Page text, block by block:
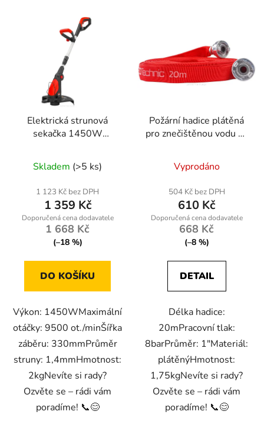
Elektrická strunová
sekačka 1450W
Skladem (>5 ks)
1 123 Kč bez DPH
1 359 Kč
1 668 Kč
(–18 %)
DO KOŠÍKU
Výkon: 1450WMaximální
otáčky: 9500 ot./minŠířka
záběru: 330mmPrůměr
struny: 1,4mmHmotnost:
2kgNevíte si rady?
Ozvěte se – rádi vám
poradíme! 📞😊
Požární hadice plátěná
pro znečištěnou vodu 1"
Vyprodáno
504 Kč bez DPH
610 Kč
668 Kč
(–8 %)
DETAIL
Délka hadice:
20mPracovní tlak:
8barPrůměr: 1"Materiál:
plátěnýHmotnost:
1,75kgNevíte si rady?
Ozvěte se – rádi vám
poradíme! 📞😊